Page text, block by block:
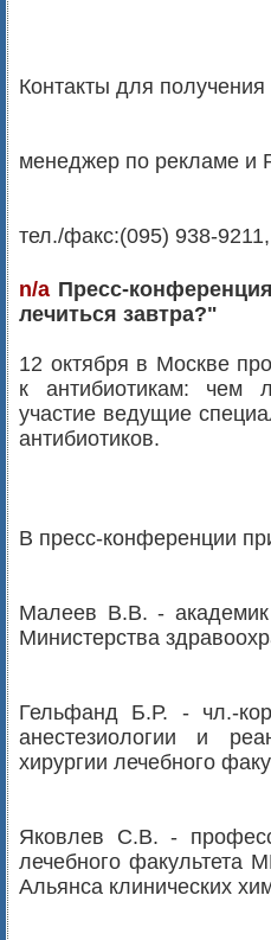
Контакты для
менеджер по рекламе
тел./факс:(095) 938-
n/a Пресс-
лечиться завтра?"
12 октября в Москве
к антибиотикам: чем
участие ведущие
антибиотиков.
В пресс-конференции
Малеев В.В. -
Министерства
Гельфанд Б.Р. - чл.-
анестезиологии и
хирургии лечебного
Яковлев С.В. -
лечебного факультета
Альянса клинических